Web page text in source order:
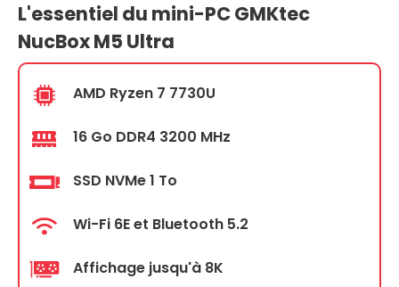
L'essentiel du mini-PC GMKtec
NucBox M5 Ultra
AMD Ryzen 7 7730U
16 Go DDR4 3200 MHz
SSD NVMe 1 To
Wi-Fi 6E et Bluetooth 5.2
Affichage jusqu'à 8K